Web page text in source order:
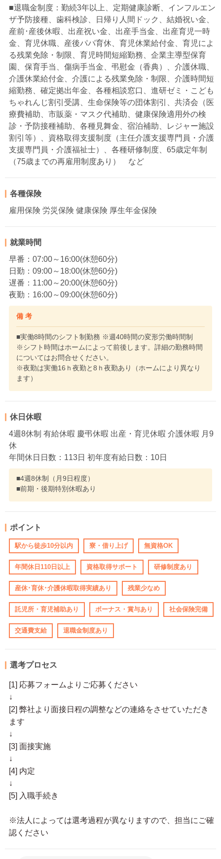
■退職金制度：勤続3年以上、定期健康診断、インフルエン
ザ予防接種、歯科検診、日帰り人間ドック、結婚祝い金、
産前･産後休暇、出産祝い金、出産手当金、出産育児一時
金、育児休職、産後パパ育休、育児休業給付金、育児によ
る残業免除・制限、育児時間短縮勤務、企業主導型保育
園、保育手当、傷病手当金、弔慰金（香典）、介護休職、
介護休業給付金、介護による残業免除・制限、介護時間短
縮勤務、確定拠出年金、各種相談窓口、進研ゼミ・こども
ちゃれんじ割引受講、生命保険等の団体割引、共済会（医
療費補助、市販薬・マスク代補助、健康保険適用外の検
診・予防接種補助、各種見舞金、宿泊補助、レジャー施設
割引等）、資格取得支援制度（主任介護支援専門員・介護
支援専門員・介護福祉士）、各種研修制度、65歳定年制
（75歳までの再雇用制度あり） など
各種保険
雇用保険 労災保険 健康保険 厚生年金保険
就業時間
早番：07:00～16:00(休憩60分)
日勤：09:00～18:00(休憩60分)
遅番：11:00～20:00(休憩60分)
夜勤：16:00～09:00(休憩60分)
備 考
■実働8時間のシフト制勤務 ※週40時間の変形労働時間制
※シフト時間はホームによって前後します。詳細の勤務時間
についてはお問合せください。
※夜勤は実働16ｈ夜勤と8ｈ夜勤あり（ホームにより異なり
ます）
休日休暇
4週8休制 有給休暇 慶弔休暇 出産・育児休暇 介護休暇 月9
休
年間休日日数：113日 初年度有給日数：10日
■4週8休制（月9日程度）
■前期・後期特別休暇あり
ポイント
駅から徒歩10分以内 寮・借り上げ 無資格OK
年間休日110日以上 資格取得サポート 研修制度あり
産休･育休･介護休暇取得実績あり 残業少なめ
託児所・育児補助あり ボーナス・賞与あり 社会保険完備
交通費支給 退職金制度あり
選考プロセス
[1] 応募フォームよりご応募ください
↓
[2] 弊社より面接日程の調整などの連絡をさせていただき
ます
↓
[3] 面接実施
↓
[4] 内定
↓
[5] 入職手続き
※法人によっては選考過程が異なりますので、担当にご確
認ください